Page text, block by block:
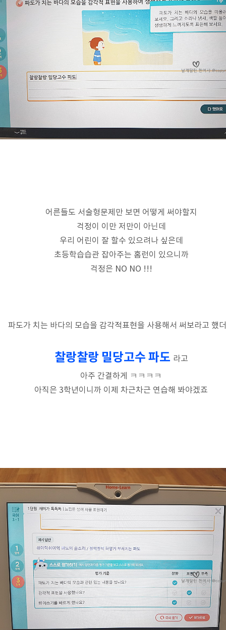
어른들도 서술형문제만 보면 어떻게 써야할지
걱정이 이만 저만이 아닌데
우리 어린이 잘 할수 있으려나 싶은데
초등학습습관 잡아주는 홈런이 있으니까
걱정은 NO NO !!!
파도가 치는 바다의 모습을 감각적표현을 사용해서 써보라고 했
찰랑찰랑 밀당고수 파도 라고
아주 간결하게 ㅋㅋㅋㅋ
아직은 3학년이니까 이제 차근차근 연습해 봐야겠죠